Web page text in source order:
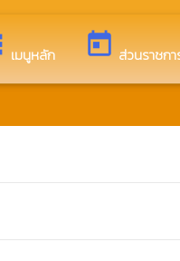
เมนูหลัก today ส่วนราชกา
ยินดีต้อนรับสู่เว็บไซต์ของ องค์การบ